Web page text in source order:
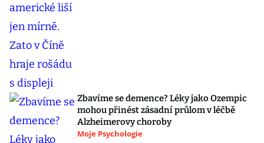
Zbavíme se demence? Léky jako Ozempic
mohou přinést zásadní průlom v léčbě
Alzheimerovy choroby
Moje Psychologie